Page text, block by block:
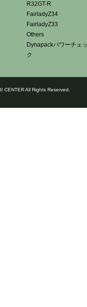
R32GT-R
FairladyZ34
FairladyZ33
Others
Dynapackパワーチェ
ク
CENTER All Rights Reserved.